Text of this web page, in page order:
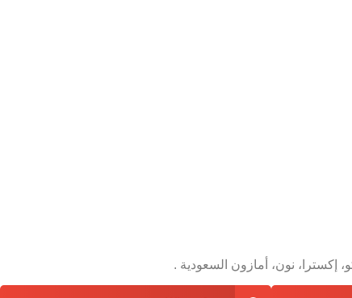
إكسترا، نون، أمازون السعودية .